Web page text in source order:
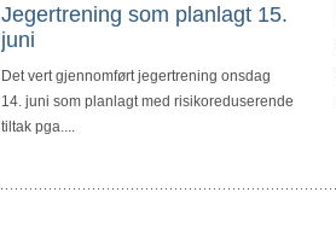
Jegertrening som planlagt 15.
juni
Det vert gjennomført jegertrening onsdag
14. juni som planlagt med risikoreduserende
tiltak pga....